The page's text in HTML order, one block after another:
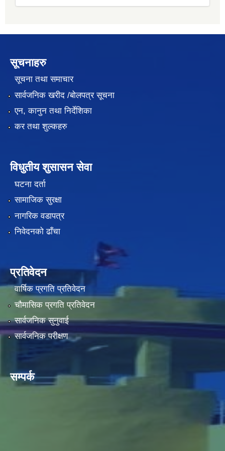
सूचनाहरु
सूचना तथा समाचार
सार्वजनिक खरीद /बोलपत्र सूचना
एन, कानुन तथा निर्देशिका
कर तथा शुल्कहरु
विधुतीय शुसासन सेवा
घटना दर्ता
सामाजिक सुरक्षा
नागरिक वडापत्र
निवेदनको ढाँचा
प्रतिवेदन
वार्षिक प्रगति प्रतिवेदन
चौमासिक प्रगति प्रतिवेदन
सार्वजनिक सुनुवाई
सार्वजनिक परीक्षण
सम्पर्क